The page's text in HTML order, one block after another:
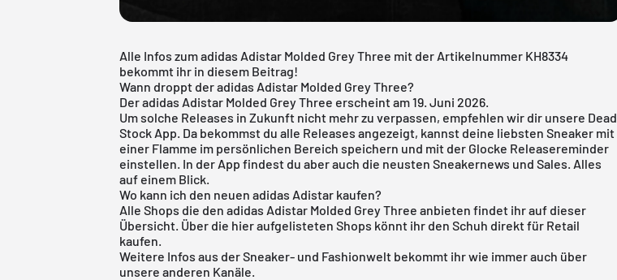
Alle Infos zum adidas Adistar Molded Grey Three mit der Artikelnummer KH8334
bekommt ihr in diesem Beitrag!
Wann droppt der adidas Adistar Molded Grey Three?
Der adidas Adistar Molded Grey Three erscheint am 19. Juni 2026.
Um solche Releases in Zukunft nicht mehr zu verpassen, empfehlen wir dir unsere Dead
Stock App . Da bekommst du alle Releases angezeigt, kannst deine liebsten Sneaker mit
einer Flamme im persönlichen Bereich speichern und mit der Glocke Releasereminder
einstellen. In der App findest du aber auch die neusten Sneakernews und Sales. Alles
auf einem Blick.
Wo kann ich den neuen adidas Adistar kaufen?
Alle Shops die den adidas Adistar Molded Grey Three anbieten findet ihr auf dieser
Übersicht. Über die hier aufgelisteten Shops könnt ihr den Schuh direkt für Retail
kaufen.
Weitere Infos aus derSneaker- und Fashionwelt bekommt ihr wie immer auch über
unsere anderen Kanäle.